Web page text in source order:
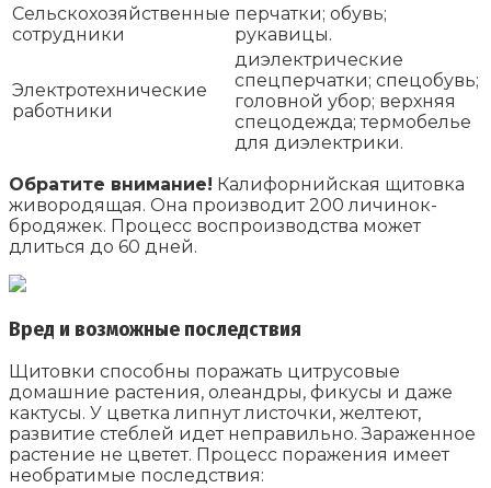
Сельскохозяйственные
сотрудники
перчатки; обувь;
рукавицы.
Электротехнические
работники
диэлектрические
спецперчатки; спецобувь;
головной убор; верхняя
спецодежда; термобелье
для диэлектрики.
Обратите внимание! Калифорнийская щитовка
живородящая. Она производит 200 личинок-
бродяжек. Процесс воспроизводства может
длиться до 60 дней.
Вред и возможные последствия
Щитовки способны поражать цитрусовые
домашние растения, олеандры, фикусы и даже
кактусы. У цветка липнут листочки, желтеют,
развитие стеблей идет неправильно. Зараженное
растение не цветет. Процесс поражения имеет
необратимые последствия: